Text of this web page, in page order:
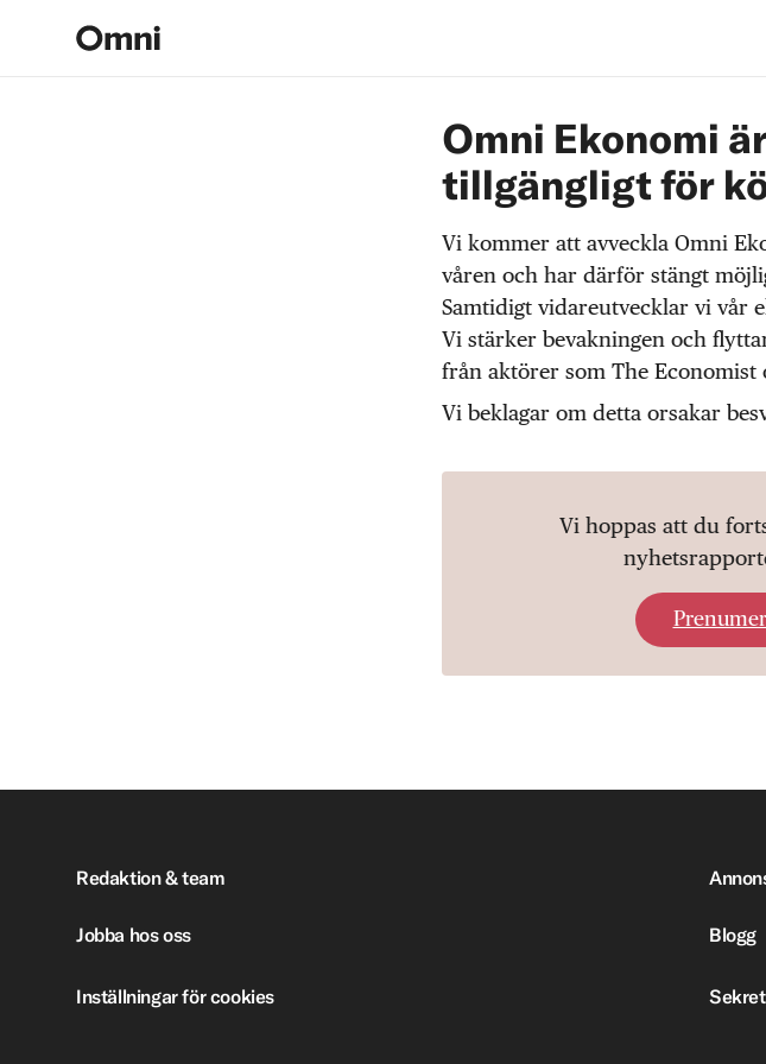
Omni Ekonomi
tillgängligt för
Vi kommer att avveckla Omni
våren och har därför stängt
Samtidigt vidareutvecklar vi vår
Vi stärker bevakningen och
från aktörer som The Economist
Vi beklagar om detta orsakar
Vi hoppas att du
Redaktion & team
Jobba hos oss Blogg
Inställningar för cookies